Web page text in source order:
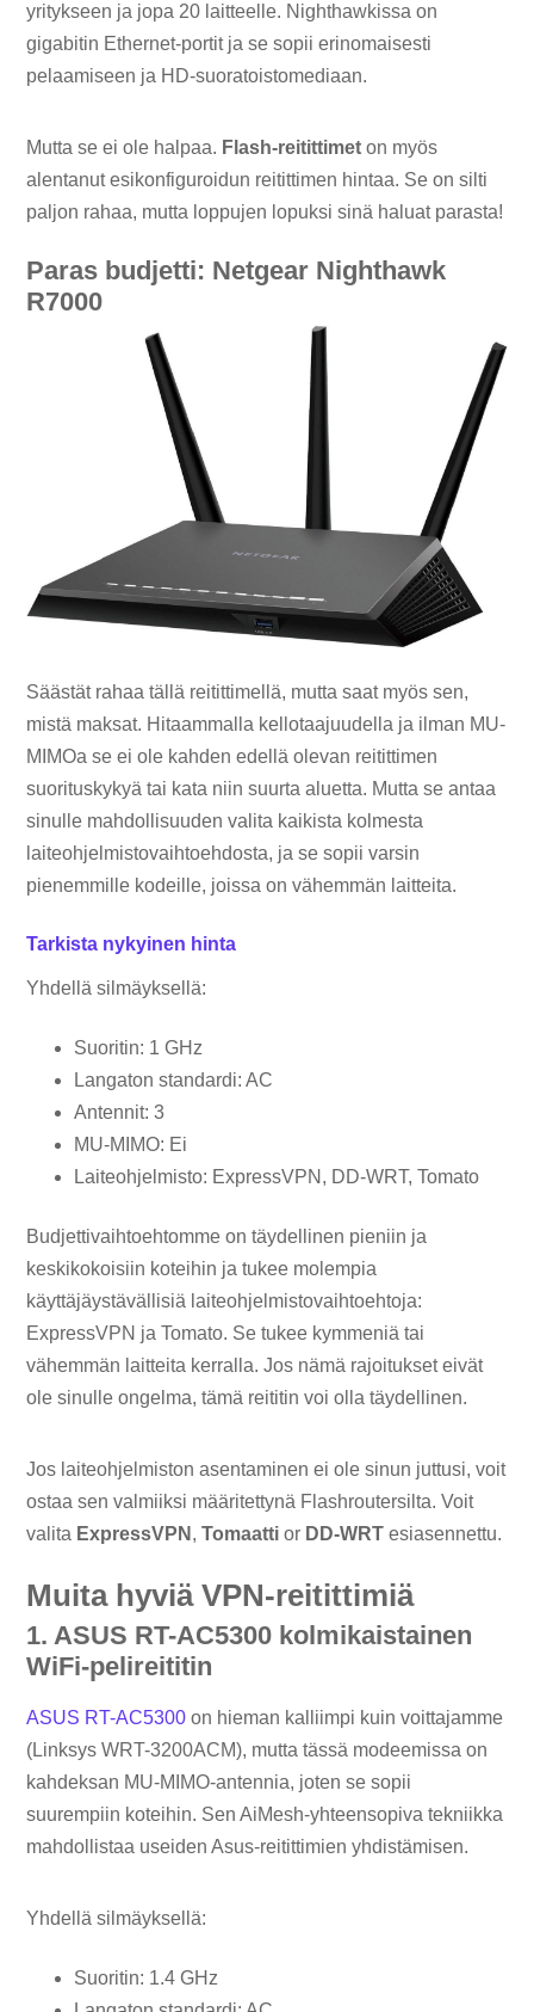
yritykseen ja jopa 20 laitteelle. Nighthawkissa on
gigabitin Ethernet-portit ja se sopii erinomaisesti
pelaamiseen ja HD-suoratoistomediaan.
Mutta se ei ole halpaa. Flash-reitittimet on myös
alentanut esikonfiguroidun reitittimen hintaa. Se on silti
paljon rahaa, mutta loppujen lopuksi sinä haluat parasta!
Paras budjetti: Netgear Nighthawk
R7000
Säästät rahaa tällä reitittimellä, mutta saat myös sen,
mistä maksat. Hitaammalla kellotaajuudella ja ilman MU-
MIMOa se ei ole kahden edellä olevan reitittimen
suorituskykyä tai kata niin suurta aluetta. Mutta se antaa
sinulle mahdollisuuden valita kaikista kolmesta
laiteohjelmistovaihtoehdosta, ja se sopii varsin
pienemmille kodeille, joissa on vähemmän laitteita.
Tarkista nykyinen hinta
Yhdellä silmäyksellä:
Suoritin: 1 GHz
Langaton standardi: AC
Antennit: 3
MU-MIMO: Ei
Laiteohjelmisto: ExpressVPN, DD-WRT, Tomato
Budjettivaihtoehtomme on täydellinen pieniin ja
keskikokoisiin koteihin ja tukee molempia
käyttäjäystävällisiä laiteohjelmistovaihtoehtoja:
ExpressVPN ja Tomato. Se tukee kymmeniä tai
vähemmän laitteita kerralla. Jos nämä rajoitukset eivät
ole sinulle ongelma, tämä reititin voi olla täydellinen.
Jos laiteohjelmiston asentaminen ei ole sinun juttusi, voit
ostaa sen valmiiksi määritettynä Flashroutersilta. Voit
valita ExpressVPN ,Tomaatti or DD-WRT esiasennettu.
Muita hyviä VPN-reitittimiä
1. ASUS RT-AC5300 kolmikaistainen
WiFi-pelireititin
ASUS RT-AC5300 on hieman kalliimpi kuin voittajamme
(Linksys WRT-3200ACM), mutta tässä modeemissa on
kahdeksan MU-MIMO-antennia, joten se sopii
suurempiin koteihin. Sen AiMesh-yhteensopiva tekniikka
mahdollistaa useiden Asus-reitittimien yhdistämisen.
Yhdellä silmäyksellä:
Suoritin: 1.4 GHz